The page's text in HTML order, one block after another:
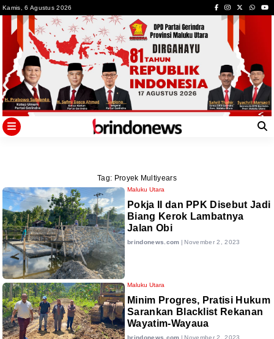
toKamis, 6 Agustus 2026
Tag: Proyek Multiyears
Maluku Utara
Pokja II dan PPK Disebut Jadi
Biang Kerok Lambatnya
Jalan Obi
brindonews.com | November 2, 2023
Maluku Utara
Minim Progres, Pratisi Hukum
Sarankan Blacklist Rekanan
Wayatim-Wayaua
brindonews.com | November 2, 2023